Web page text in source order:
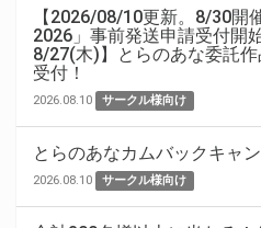
【2026/08/10更新。8/30開
2026」事前発送申請受付開
8/27(木)】とらのあな委託
受付！
2026.08.10 サークル様向け
とらのあなカムバックキャ
2026.08.10 サークル様向け